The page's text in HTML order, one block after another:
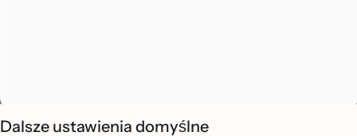
Dalsze ustawienia domyślne